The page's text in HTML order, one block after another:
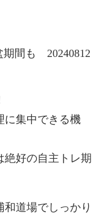
期間も 20240812
に集中できる機
絶好の自主トレ期
道場でしっかり